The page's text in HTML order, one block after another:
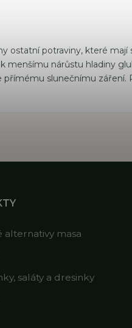
ostatní potraviny, které mají
menšímu nárůstu hladiny
slunečnímu
alternativy masa
saláty a dresinky